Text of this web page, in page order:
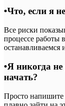
•Что, если я
Все риски
процессе работы
•Я никогда не
начать?
Просто